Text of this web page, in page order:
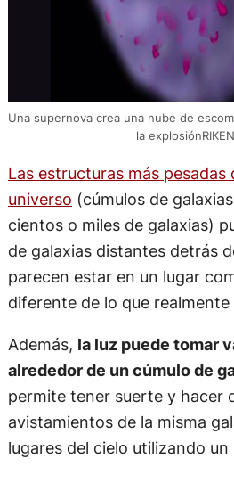
Una supernova crea una nube de
la
Las estructuras más pesadas
universo (cúmulos de
cientos o miles de galaxias)
de galaxias distantes detrás
parecen estar en un lugar
diferente de lo que realmente
Además, la luz puede tomar
alrededor de un cúmulo de
permite tener suerte y hacer
avistamientos de la misma
lugares del cielo utilizando